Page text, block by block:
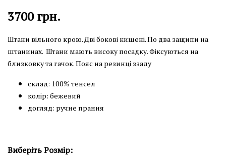
3700грн.
Штани вільного крою. Дві бокові кишені. По два защипи на
штанинах. Штани мають високу посадку. Фіксуються на
близковку та гачок. Пояс на резинці ззаду
склад: 100% тенсел
колір: бежевий
догляд: ручне прання
Виберіть Розмір: